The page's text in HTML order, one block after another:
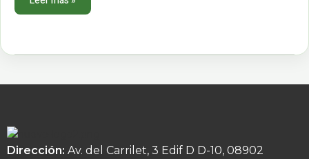
Dirección: Av. del Carrilet, 3 Edif D D-10, 08902